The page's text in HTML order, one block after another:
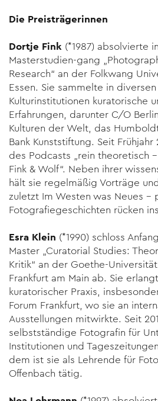
Die Preisträgerinnen
Dortje Fink (*1987) absolvierte
Masterstudien-gang
Research“ an der Folkwang
Essen. Sie sammelte in
Kulturinstitutionen kuratorische
Erfah­rungen, darunter C/O
Kulturen der Welt, das
Bank Kunststiftung. Seit
des Podcasts „rein theoretisch
Fink & Wolf“. Neben ihrer
hält sie regel­mäßig Vorträge
zuletzt Im Westen was Neues –
Fotografiegeschichten rücken
Esra Klein (*1990) schloss
Master „Curatorial Studies:
Kritik“ an der Goethe-
Frankfurt am Main ab. Sie
kuratorischer Praxis,
Forum Frankfurt, wo sie an
Ausstellungen mit­wirkte. Seit
selbstständige Fotografin für
Institutionen und
dem ist sie als Lehrende für
Offenbach tätig.